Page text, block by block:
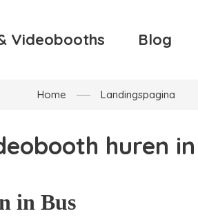
Videobooths Blog
Home Landingspagina
huren
in Bus